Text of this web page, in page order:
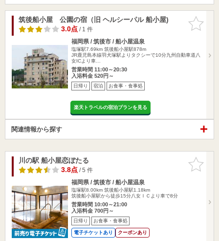
お気に入
りに追加
筑後船小屋 公園の宿（旧 ヘルシーパル 船小屋)
3.0点/ 1 件
福岡県 / 筑後市 / 船小屋温泉
塩塚駅7.69km 筑後船小屋駅878m
JR鹿児島本線羽犬塚駅よりタクシーで10分九州自動車道八
女ICより車…
営業時間 11:00～20:30
入浴料金 520円～
日帰り 宿泊 お食事・食事処
楽天トラベルの宿泊プランを見る
関連情報から探す
お気に入
りに追加
川の駅 船小屋恋ぼたる
3.8点/ 5 件
福岡県 / 筑後市 / 船小屋温泉
塩塚駅8.00km 筑後船小屋駅1.18km
筑後船小屋駅から徒歩15分八女ＩＣより車で8分
営業時間 10:00～21:00
入浴料金 700円～
日帰り お食事・食事処
電子チケットあり クーポンあり